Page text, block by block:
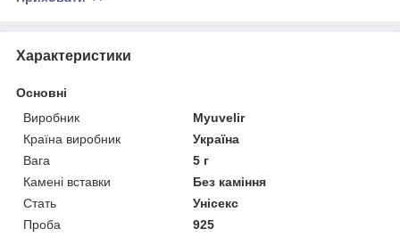
Характеристики
Основні
Виробник
Myuvelir
Країна виробник
Україна
Вага
5 г
Камені вставки
Без каміння
Стать
Унісекс
Проба
925